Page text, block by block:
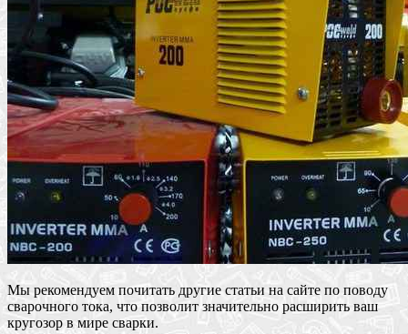
Мы рекомендуем почитать другие статьи на сайте по поводу
сварочного тока, что позволит значительно расширить ваш
кругозор в мире сварки.